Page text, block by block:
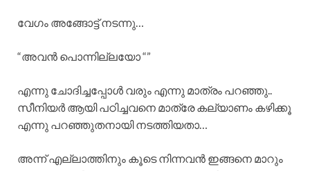
വേഗം അങ്ങോട്ട് നടന്നു…
“അവൻ പൊന്നില്ലയോ “”
എന്നു ചോദിച്ചപ്പോൾ വരും എന്നു മാത്രം പറഞ്ഞു..
സീനിയർ ആയി പഠിച്ചവനെ മാത്രേ കല്യാണം കഴിക്കൂ
എന്നു പറഞ്ഞുതനായി നടത്തിയതാ…
അന്ന് എല്ലാത്തിനും കൂടെ നിന്നവൻ ഇങ്ങനെ മാറും